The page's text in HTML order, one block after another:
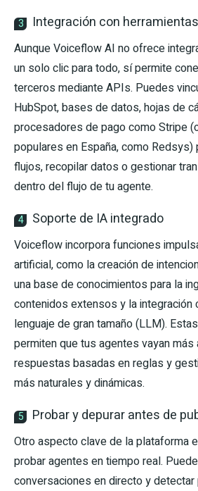
3 Integración con
Aunque Voiceflow AI no ofrece
un solo clic para todo, sí permite
terceros mediante APIs. Puedes
HubSpot, bases de datos, hojas de
procesadores de pago como Stripe
populares en España, como Redsys)
flujos, recopilar datos o gestionar
dentro del flujo de tu agente.
4 Soporte de IA integrado
Voiceflow incorpora funciones
artificial, como la creación de
una base de conocimientos para la
contenidos extensos y la integración
lenguaje de gran tamaño (LLM).
permiten que tus agentes vayan más
respuestas basadas en reglas y
más naturales y dinámicas.
5 Probar y depurar antes de
Otro aspecto clave de la plataforma
probar agentes en tiempo real.
conversaciones en directo y